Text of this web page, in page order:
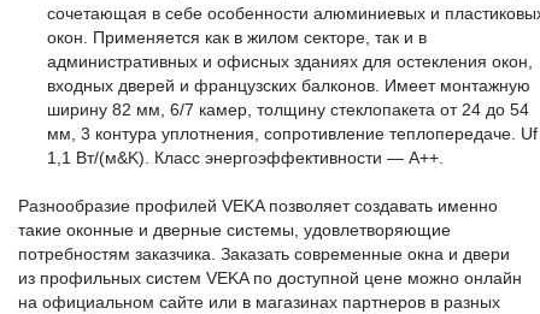
сочетающая в себе особенности алюминиевых и
окон. Применяется как в жилом секторе, так и в
административных и офисных зданиях для остекления окон,
входных дверей и французских балконов. Имеет монтажную
ширину 82 мм, 6/7 камер, толщину стеклопакета от 24 до 54
мм, 3 контура уплотнения, сопротивление теплопередаче. Uf
1,1 Вт/(м&K). Класс энергоэффективности — А++.
Разнообразие профилей VEKA позволяет создавать именно
такие оконные и дверные системы, удовлетворяющие
потребностям заказчика. Заказать современные окна и двери
из профильных систем VEKA по доступной цене можно онлайн
на официальном сайте или в магазинах партнеров в разных